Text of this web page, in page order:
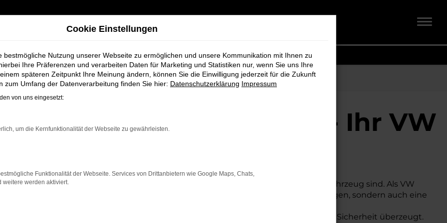
+ Koch - Ihr VW Autohaus
bei Schmidt + Koch - Ihr VW
auf der Suche nach einem modernen, zuverlässigen und gut ausgestatteten Fahrzeug sind. Als VW
und Niedersachsen bieten wir Ihnen nicht nur eine große Auswahl an Neuwagen, sondern auch eine
ist.
das mit modernster Technologie, herausragendem Fahrkomfort und exzellenter Sicherheit überzeugt.
Cookie Einstellungen
bestmögliche Nutzung unserer Webseite zu ermöglichen und unsere Kommunikation mit Ihnen zu
Ihre Präferenzen und verarbeiten Daten für Marketing und Statistiken nur, wenn Sie uns Ihre
späteren Zeitpunkt Ihre Meinung ändern, können Sie die Einwilligung jederzeit für die Zukunft
zum Umfang der Datenverarbeitung finden Sie hier: Datenschutzerklärung Impressum
von uns eingesetzt:
um die Kernfunktionalität der Webseite zu gewährleisten.
Funktionalität der Webseite. Services von Drittanbietern wie Google Maps, Chats,
weitere werden aktiviert.